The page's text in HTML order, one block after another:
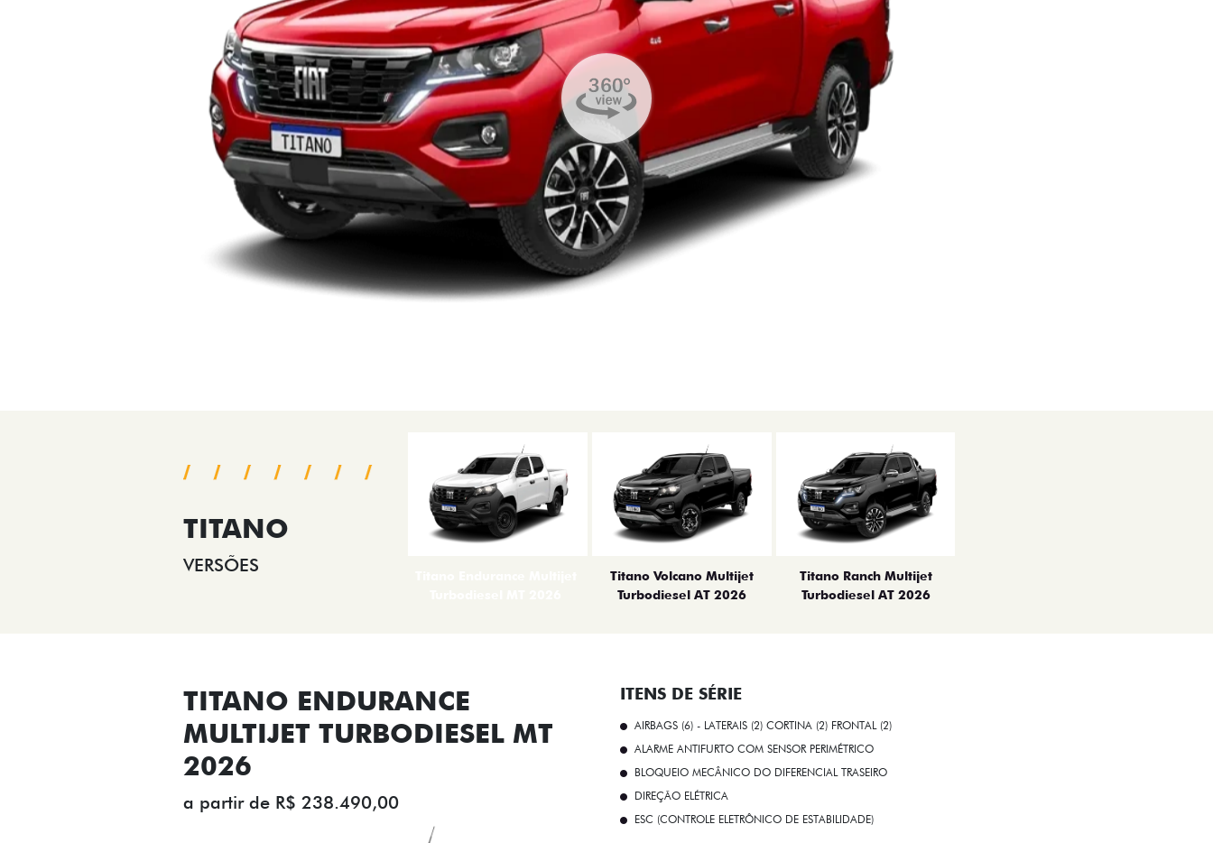
TITANO
VERSÕES
Titano Volcano Multijet
Turbodiesel AT 2026
Titano Ranch Multijet
Turbodiesel AT 2026
TITANO ENDURANCE
MULTIJET TURBODIESEL MT
2026
a partir de R$ 238.490,00
ITENS DE SÉRIE
AIRBAGS (6) - LATERAIS (2) CORTINA (2) FRONTAL (2)
ALARME ANTIFURTO COM SENSOR PERIMÉTRICO
BLOQUEIO MECÂNICO DO DIFERENCIAL TRASEIRO
DIREÇÃO ELÉTRICA
ESC (CONTROLE ELETRÔNICO DE ESTABILIDADE)